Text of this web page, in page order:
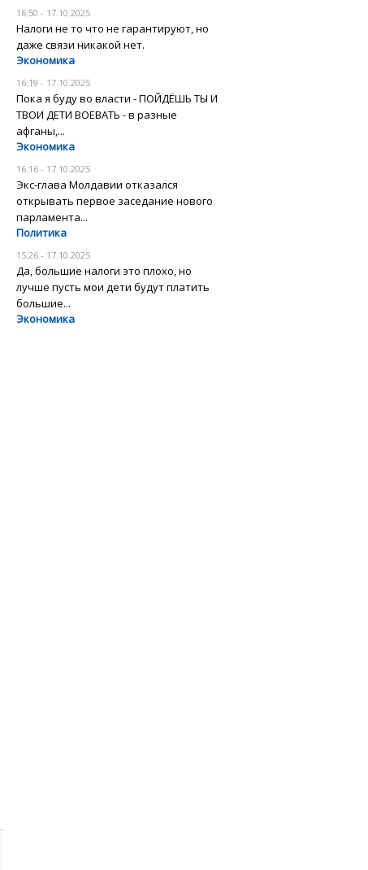
16:50 - 17.10.2025
Налоги не то что не гарантируют, но
даже связи никакой нет.
Экономика
16:19 - 17.10.2025
Пока я буду во власти - ПОЙДЁШЬ ТЫ И
ТВОИ ДЕТИ ВОЕВАТЬ - в разные
афганы,...
Экономика
16:16 - 17.10.2025
Экс-глава Молдавии отказался
открывать первое заседание нового
парламента...
Политика
15:26 - 17.10.2025
Да, большие налоги это плохо, но
лучше пусть мои дети будут платить
большие...
Экономика